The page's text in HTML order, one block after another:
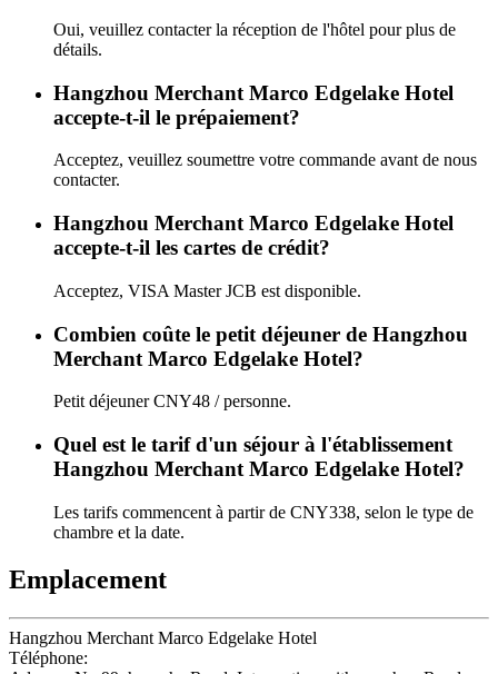
Oui, veuillez contacter la réception de l'hôtel pour plus de
détails.
Hangzhou Merchant Marco Edgelake Hotel
accepte-t-il le prépaiement?
Acceptez, veuillez soumettre votre commande avant de nous
contacter.
Hangzhou Merchant Marco Edgelake Hotel
accepte-t-il les cartes de crédit?
Acceptez, VISA Master JCB est disponible.
Combien coûte le petit déjeuner de Hangzhou
Merchant Marco Edgelake Hotel?
Petit déjeuner CNY48 / personne.
Quel est le tarif d'un séjour à l'établissement
Hangzhou Merchant Marco Edgelake Hotel?
Les tarifs commencent à partir de CNY338, selon le type de
chambre et la date.
Emplacement
Hangzhou Merchant Marco Edgelake Hotel
Téléphone: